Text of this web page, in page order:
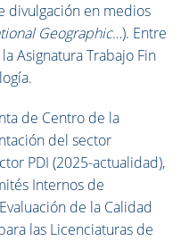
divulgación en medios
Geographic…). Entre
Asignatura Trabajo Fin
de Centro de la
del sector
PDI (2025-actualidad),
Internos de
de la Calidad
las Licenciaturas de